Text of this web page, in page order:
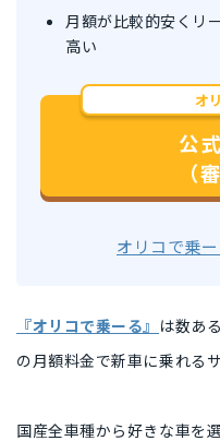
月額が比較的安くリ
高い
オ
公
（
オリコで乗
『オリコで乗ーる』 は数あ
の月額料金で新車に乗れる
国産全車種から好きな車を